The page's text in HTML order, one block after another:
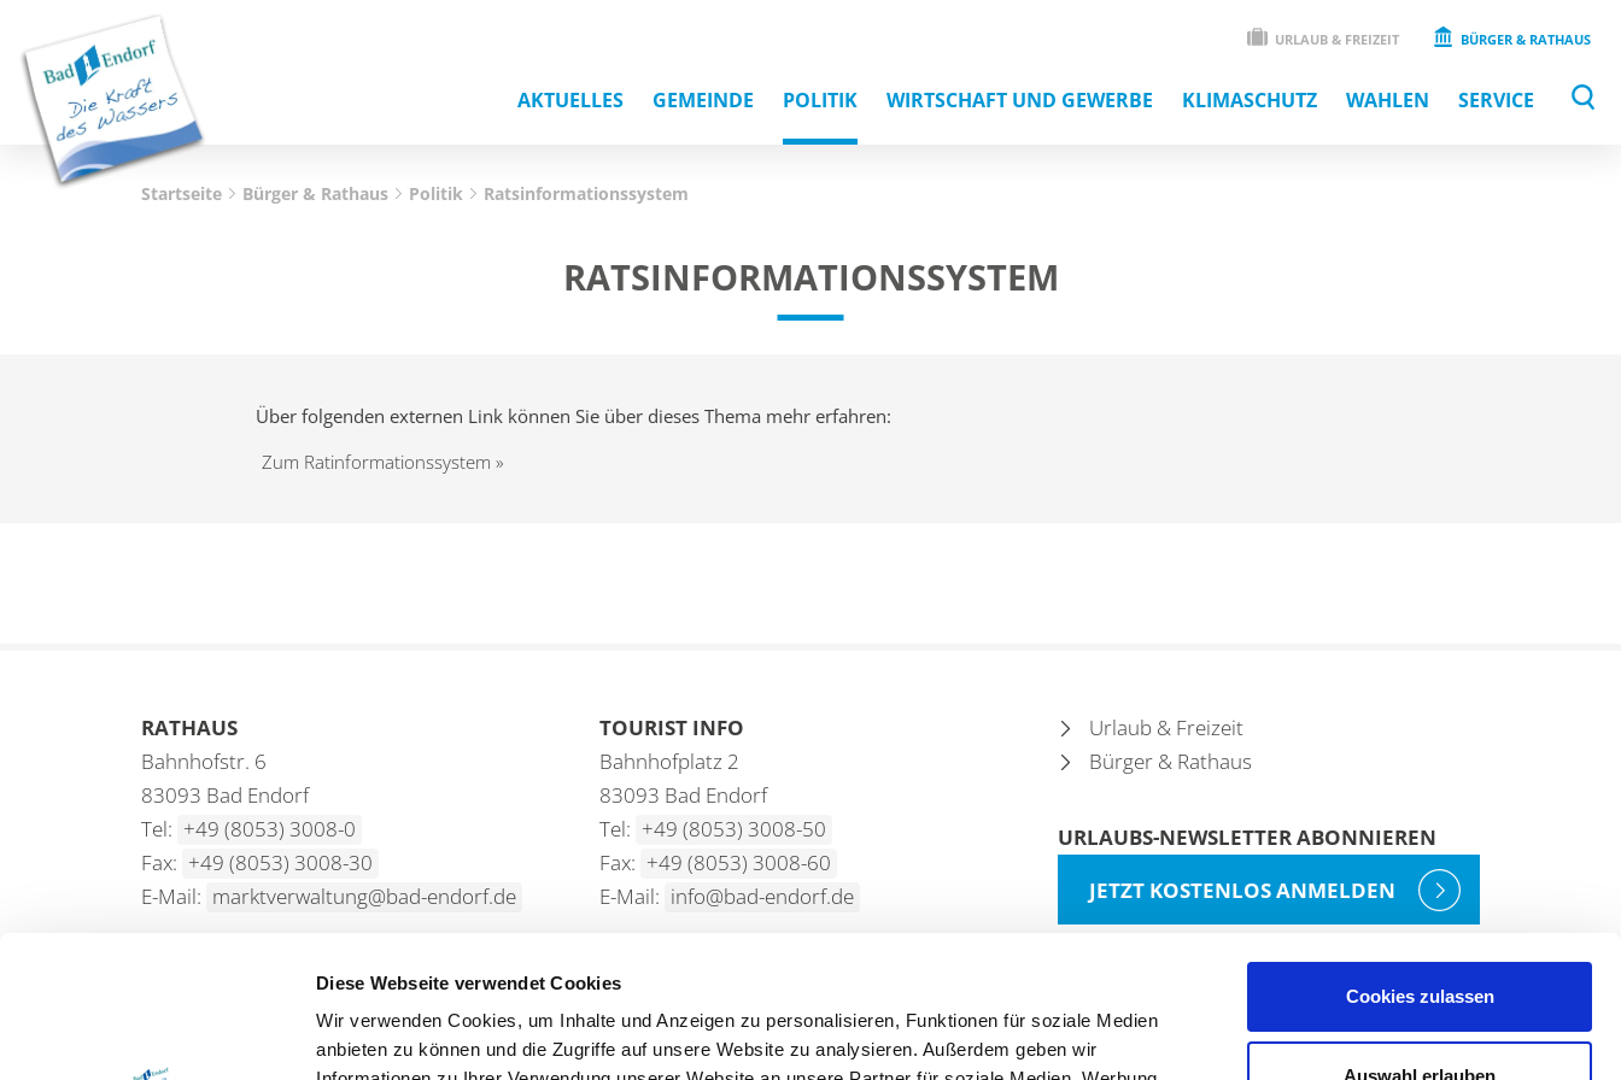
Diese Webseite verwendet Cookies
Wir verwenden Cookies, um Inhalte und Anzeigen zu personalisieren, Funktionen für soziale Medien
anbieten zu können und die Zugriffe auf unsere Website zu analysieren. Außerdem geben wir
Cookies zulassen
Auswahl erlauben
URLAUB & FREIZEIT BÜRGER & RATHAUS
AKTUELLES GEMEINDE POLITIK WIRTSCHAFT UND GEWERBE KLIMASCHUTZ WAHLEN SERVICE
Startseite Bürger & Rathaus Politik Ratsinformationssystem
RATSINFORMATIONSSYSTEM
Über folgenden externen Link können Sie über dieses Thema mehr erfahren:
Zum Ratinformationssystem »
RATHAUS
Bahnhofstr. 6
83093 Bad Endorf
Tel: +49 (8053) 3008-0
Fax: +49 (8053) 3008-30
E-Mail: marktverwaltung@bad-endorf.de
TOURIST INFO
Bahnhofplatz 2
83093 Bad Endorf
Tel: +49 (8053) 3008-50
Fax: +49 (8053) 3008-60
E-Mail: info@bad-endorf.de
Urlaub & Freizeit
Bürger & Rathaus
URLAUBS-NEWSLETTER ABONNIEREN
JETZT KOSTENLOS ANMELDEN